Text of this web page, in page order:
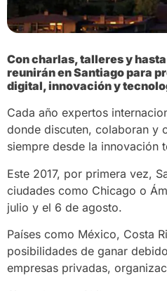
Con charlas, talleres y
reunirán en Santiago para
digital, innovación y
Cada año expertos
donde discuten, colaboran y
siempre desde la innovación
Este 2017, por primera vez,
ciudades como Chicago o
julio y el 6 de agosto.
Países como México, Costa
posibilidades de ganar
empresas privadas,